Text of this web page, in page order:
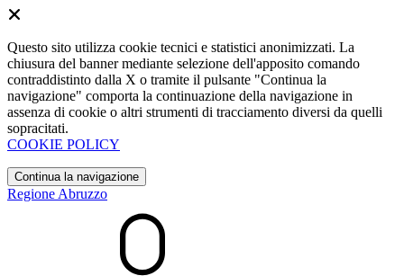
Questo sito utilizza cookie tecnici e statistici anonimizzati. La
chiusura del banner mediante selezione dell'apposito comando
contraddistinto dalla X o tramite il pulsante "Continua la
navigazione" comporta la continuazione della navigazione in
assenza di cookie o altri strumenti di tracciamento diversi da quelli
sopracitati.
COOKIE POLICY
Continua la navigazione
Regione Abruzzo